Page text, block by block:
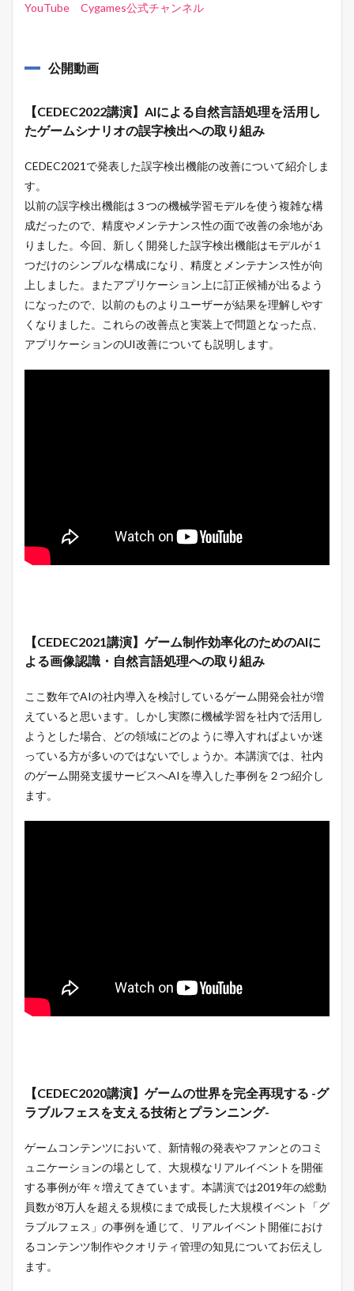
YouTube Cygames公式チャンネル
公開動画
【CEDEC2022講演】AIによる自然言語処理を活用し
たゲームシナリオの誤字検出への取り組み
CEDEC2021で発表した誤字検出機能の改善について紹介しま
す。
以前の誤字検出機能は３つの機械学習モデルを使う複雑な構
成だったので、精度やメンテナンス性の面で改善の余地があ
りました。今回、新しく開発した誤字検出機能はモデルが１
つだけのシンプルな構成になり、精度とメンテナンス性が向
上しました。またアプリケーション上に訂正候補が出るよう
になったので、以前のものよりユーザーが結果を理解しやす
くなりました。これらの改善点と実装上で問題となった点、
アプリケーションのUI改善についても説明します。
【CEDEC2021講演】ゲーム制作効率化のためのAIに
よる画像認識・自然言語処理への取り組み
ここ数年でAIの社内導入を検討しているゲーム開発会社が増
えていると思います。しかし実際に機械学習を社内で活用し
ようとした場合、どの領域にどのように導入すればよいか迷
っている方が多いのではないでしょうか。本講演では、社内
のゲーム開発支援サービスへAIを導入した事例を２つ紹介し
ます。
【CEDEC2020講演】ゲームの世界を完全再現する -グ
ラブルフェスを支える技術とプランニング-
ゲームコンテンツにおいて、新情報の発表やファンとのコミ
ュニケーションの場として、大規模なリアルイベントを開催
する事例が年々増えてきています。本講演では2019年の総動
員数が8万人を超える規模にまで成長した大規模イベント「グ
ラブルフェス」の事例を通じて、リアルイベント開催におけ
るコンテンツ制作やクオリティ管理の知見についてお伝えし
ます。